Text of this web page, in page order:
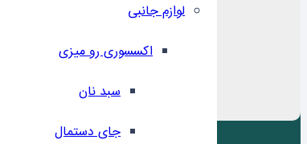
لوازم جانبی
اکسسوری رو میزی
سبد نان
جای دستمال